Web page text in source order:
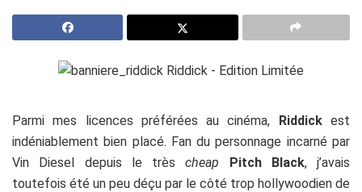
Parmi mes licences préférées au cinéma, Riddickest
indéniablement bien placé. Fan du personnage incarné par
Vin Diesel depuis le trèscheap Pitch Black, j’avais
toutefois été un peu déçu par le côté trop hollywoodien de